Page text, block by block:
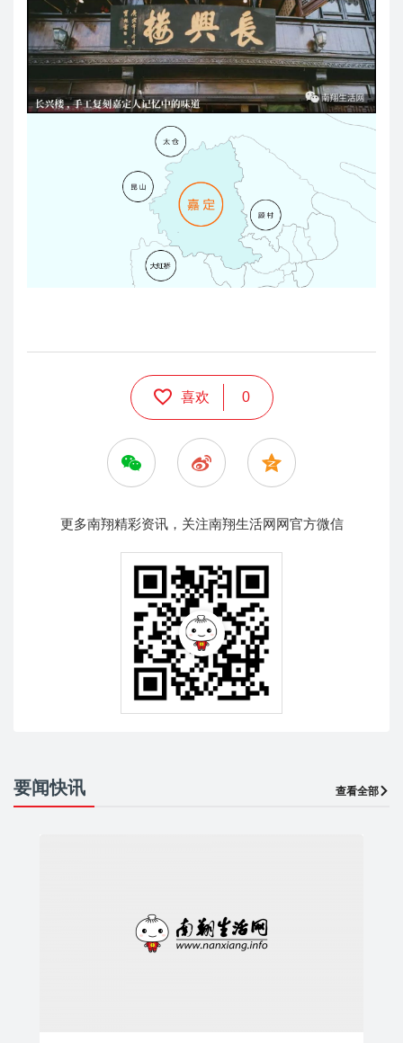
喜欢 0
更多南翔精彩资讯，关注南翔生活网网官方微信
要闻快讯 查看全部